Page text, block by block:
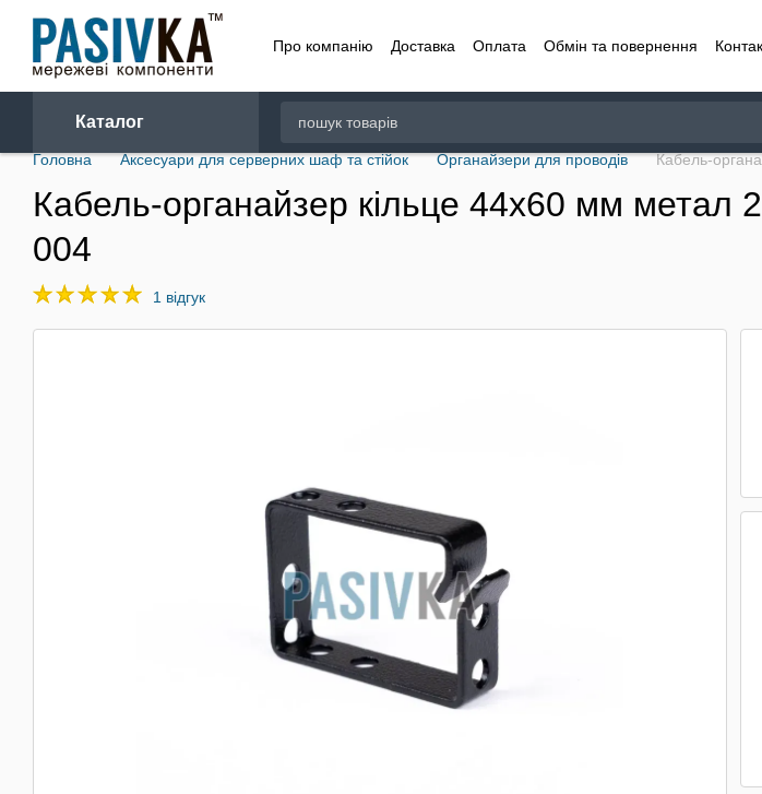
Перейти до основного контенту
Про компанію
Доставка Оплата Обмін та повернення
Каталог
Головна Аксесуари для серверних шаф та стійок Органайзери для проводів Кабель-
Кабель-органайзер кільце 44х60 мм метал
004
1 відгук